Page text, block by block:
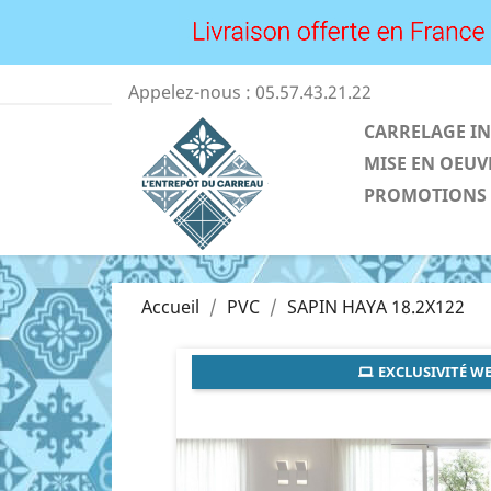
Appelez-nous : 05.57.43.21.22
CARRELAGE
MISE EN
PROMOTIONS
Accueil PVC SAPIN HAYA 18.2X122
EXCLUSIVITÉ